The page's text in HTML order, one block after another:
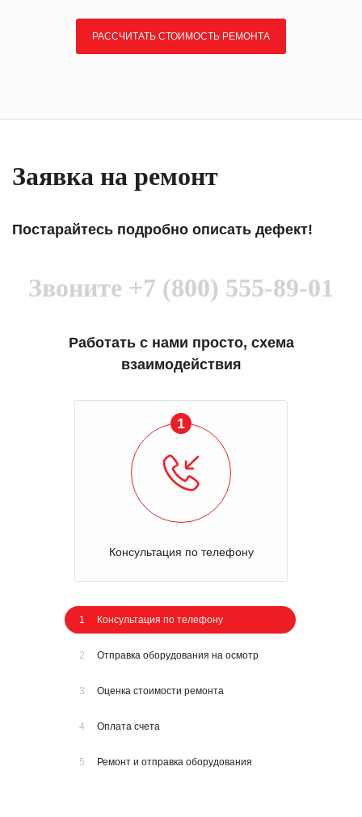
РАССЧИТАТЬ СТОИМОСТЬ РЕМОНТА
Заявка на ремонт
Постарайтесь подробно описать дефект!
Звоните +7 (800) 555-89-01
Работать с нами просто, схема
взаимодействия
1
Консультация по телефону
1 Консультация по телефону
2 Отправка оборудования на осмотр
3 Оценка стоимости ремонта
4 Оплата счета
5 Ремонт и отправка оборудования